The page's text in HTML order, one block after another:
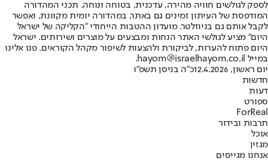
לספק לגולשים חוויה מהירה, עדכנית, בטוחה ונוחה. תכני המהדורה
המודפסת של העיתון זמינים גם באתר, במהדורה יומית מקוונת, ואפשר
לקבל אותם גם בניוזלטר. מועדון ההטבות הייחודי "הקליקה של ישראל
היום" מציע לגולשי האתר הנחות ומבצעים על מוצרים ושירותים. ישראל
היום פתוח להערות, לביקורת ולהצעות לשיפור מקהל הקוראים. פנו אלינו
במייל hayom@israelhayom.co.il.
יום ראשון, 12.4.2026
כ"ה בניסן תשפ"ו
חדשות
דעות
ספורט
ForReal
תרבות ובידור
אוכל
מגזין
אנחנו מגייסים